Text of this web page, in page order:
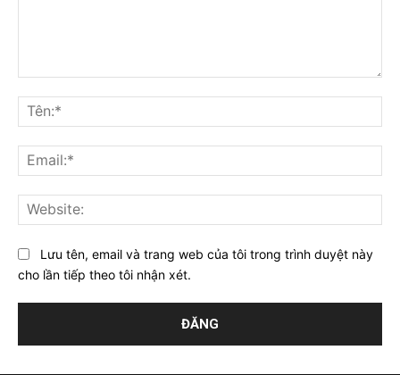
luận:
Lưu tên, email và trang web của tôi trong trình duyệt này
cho lần tiếp theo tôi nhận xét.